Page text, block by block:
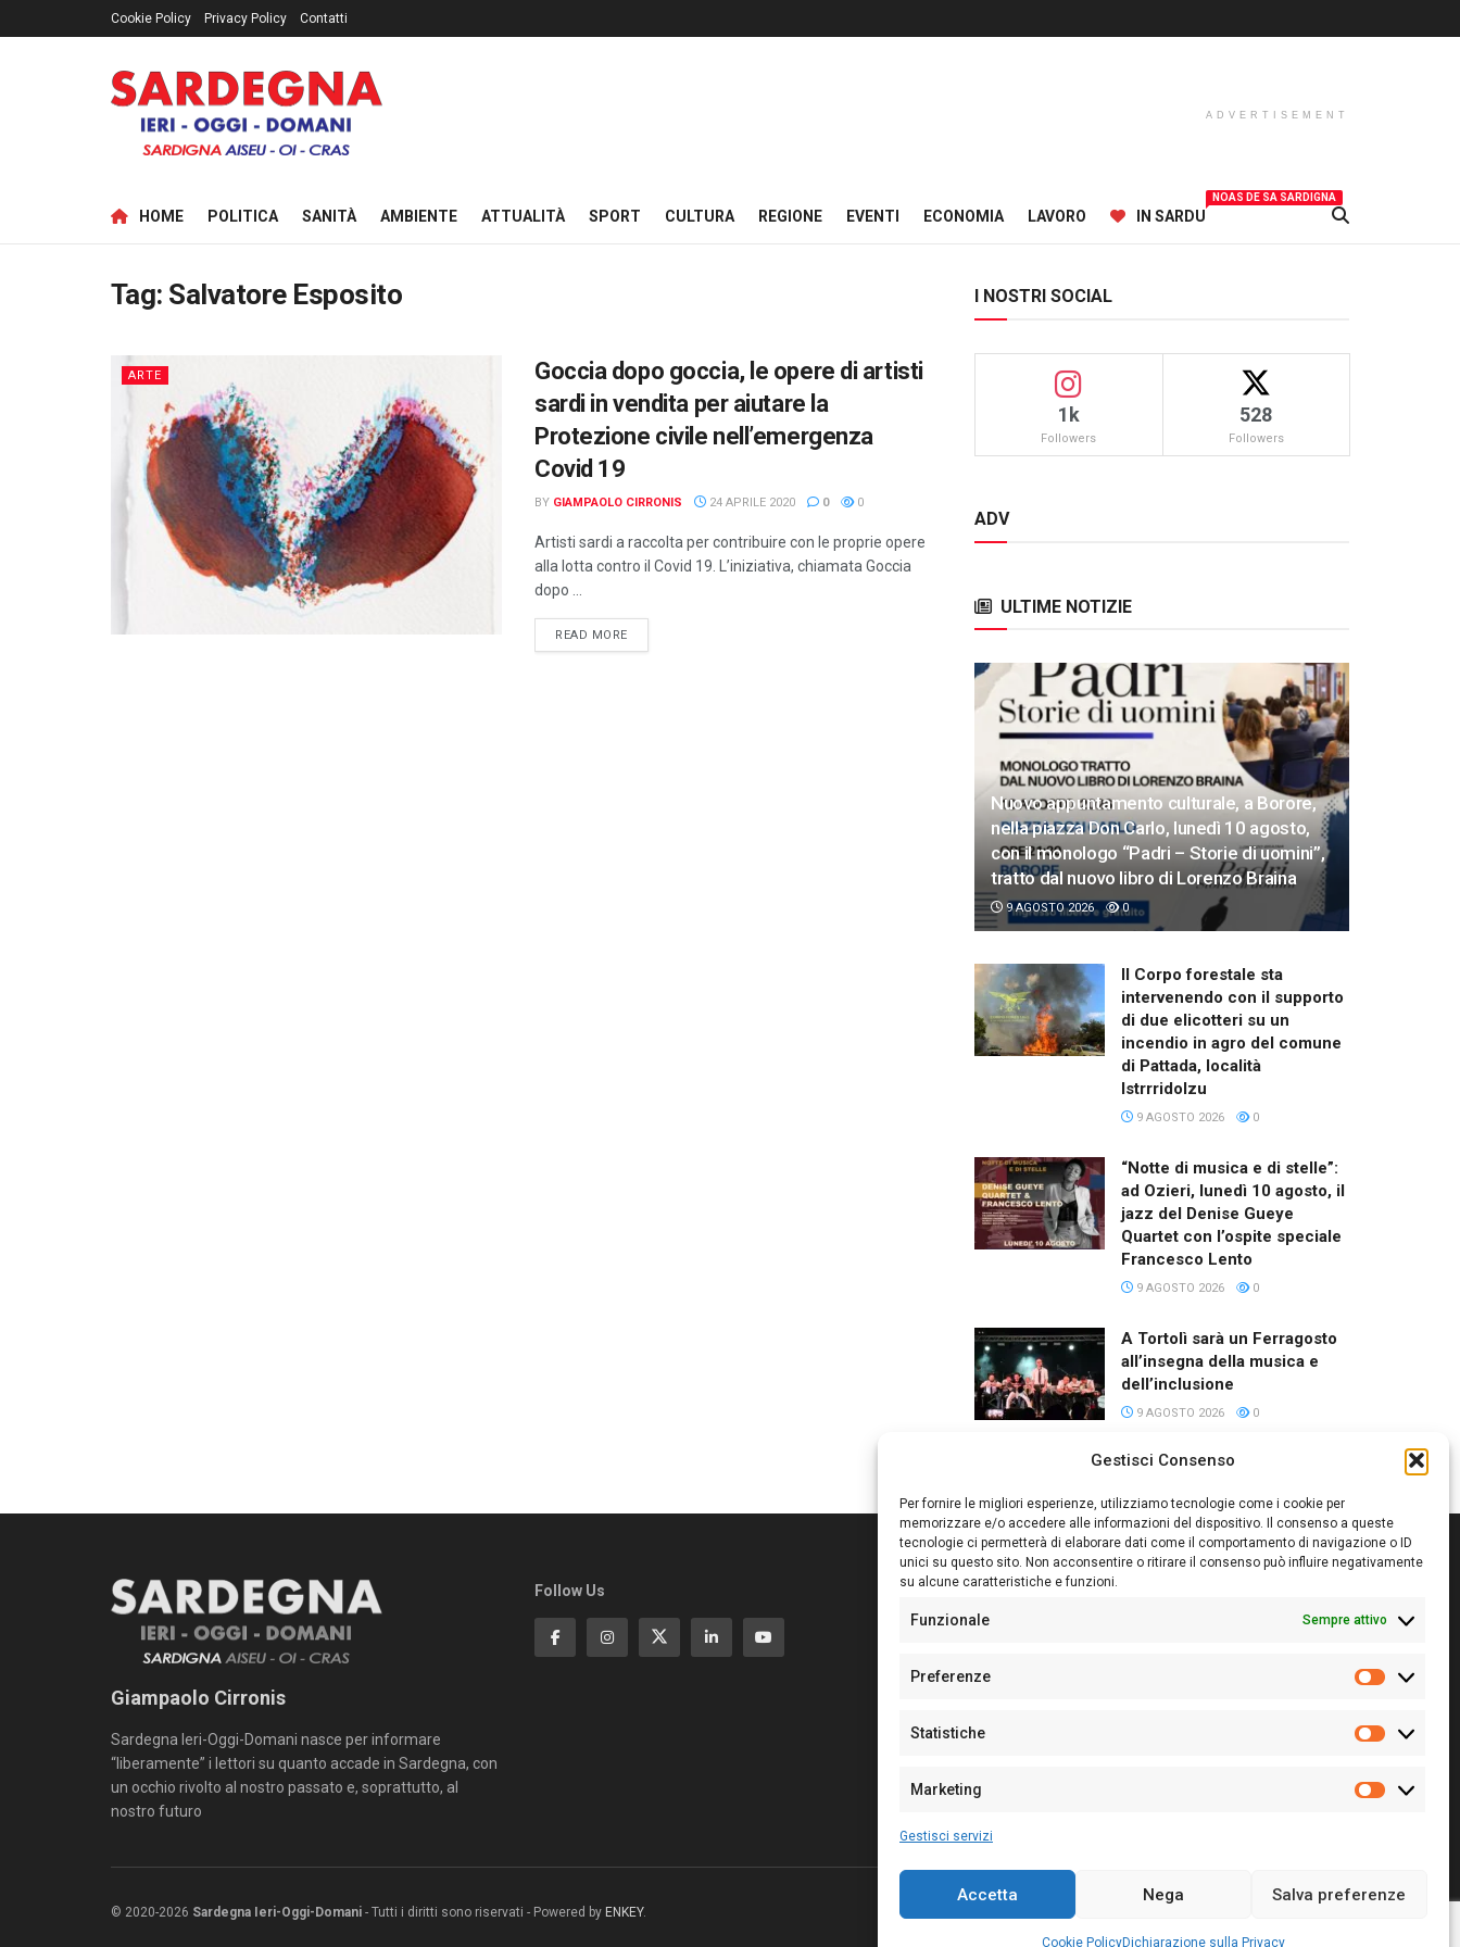
Gestisci Consenso
Per fornire le migliori esperienze, utilizziamo tecnologie come i cookie per
memorizzare e/o accedere alle informazioni del dispositivo. Il consenso a queste
tecnologie ci permetterà di elaborare dati come il comportamento di navigazione o ID
unici su questo sito. Non acconsentire o ritirare il consenso può influire negativamente
su alcune caratteristiche e funzioni.
Funzionale Sempre attivo
Preferenze
Statistiche
Statistiche
Marketing
Marketing
Gestisci servizi
Accetta Nega Salva preferenze
Cookie PolicyDichiarazione sulla Privacy
Cookie Policy Privacy Policy Contatti
ADVERTISEMENT
HOME POLITICA SANITÀ AMBIENTE ATTUALITÀ SPORT CULTURA REGIONE EVENTI ECONOMIA LAVORO IN SARDU
NOAS DE SA SARDIGNA
Tag: Salvatore Esposito
ARTE
Goccia dopo goccia, le opere di artisti
sardi in vendita per aiutare la
Protezione civile nell’emergenza
Covid 19
BY GIAMPAOLO CIRRONIS 24 APRILE 2020 0 0
Artisti sardi a raccolta per contribuire con le proprie opere
alla lotta contro il Covid 19. L’iniziativa, chiamata Goccia
dopo ...
READ MOREDETAILS
I NOSTRI SOCIAL
1k
Followers
528
Followers
ADV
ULTIME NOTIZIE
Nuovo appuntamento culturale, a Borore,
nella piazza Don Carlo, lunedì 10 agosto,
con il monologo “Padri – Storie di uomini”,
tratto dal nuovo libro di Lorenzo Braina
9 AGOSTO 2026 0
Il Corpo forestale sta
intervenendo con il supporto
di due elicotteri su un
incendio in agro del comune
di Pattada, località
Istrrridolzu
9 AGOSTO 2026 0
“Notte di musica e di stelle”:
ad Ozieri, lunedì 10 agosto, il
jazz del Denise Gueye
Quartet con l’ospite speciale
Francesco Lento
9 AGOSTO 2026 0
A Tortolì sarà un Ferragosto
all’insegna della musica e
dell’inclusione
9 AGOSTO 2026 0
Giampaolo Cirronis
Sardegna Ieri-Oggi-Domani nasce per informare
“liberamente” i lettori su quanto accade in Sardegna, con
un occhio rivolto al nostro passato e, soprattutto, al
nostro futuro
Follow Us Editore:Giampaolo Cirronis Ditta individuale
Sede:
N° di iscrizione al ROC:
N° 128/2020 del 10/02/2020
Per la Pubblicità:
© 2020-2026 Sardegna Ieri-Oggi-Domani - Tutti i diritti sono riservati - Powered by ENKEY.